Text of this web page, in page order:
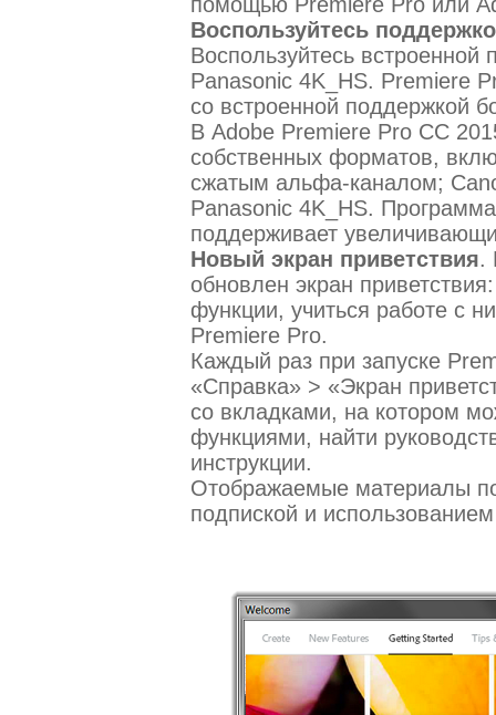
Воспользуйтесь
Воспользуйтесь
Panasonic 4K_HS. Premiere
со встроенной поддержкой
В Adobe Premiere Pro CC
собственных форматов,
сжатым альфа-каналом;
Panasonic 4K_HS.
поддерживает
Новый экран приветствия.
обновлен экран
функции, учиться работе с
Premiere Pro.
Каждый раз при запуске
«Справка» > «Экран
со вкладками, на котором
функциями, найти
инструкции.
Отображаемые материалы
подпиской и